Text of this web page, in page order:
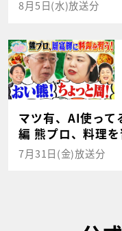
8月5日(水)放送分
マツ有、AI使って
編 熊プロ、料理を
7月31日(金)放送分